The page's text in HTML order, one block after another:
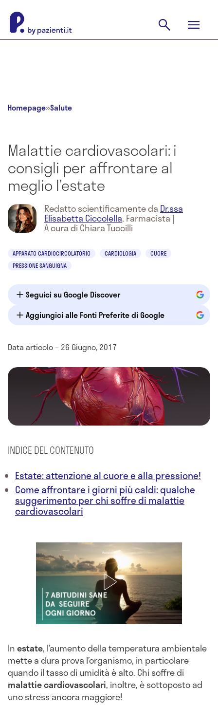
Homepage»Salute
Malattie cardiovascolari: i
consigli per affrontare al
meglio l’estate
Redatto scientificamente da Dr.ssa
Elisabetta Ciccolella, Farmacista |
A cura di Chiara Tuccilli
APPARATO CARDIOCIRCOLATORIO CARDIOLOGIA
CUORE
PRESSIONE SANGUIGNA
Seguici su Google Discover
Aggiungici alle Fonti Preferite di Google
Data articolo – 26 Giugno, 2017
INDICE DEL CONTENUTO
Estate: attenzione al cuore e alla pressione!
Come affrontare i giorni più caldi: qualche
suggerimento per chi soffre di malattie
cardiovascolari
Inestate, l’aumento della temperatura ambientale
mette a dura prova l’organismo, in particolare
quando il tasso di umidità è alto. Chi soffre di
malattiecardiovascolari, inoltre, è sottoposto ad
uno stress ancora maggiore!